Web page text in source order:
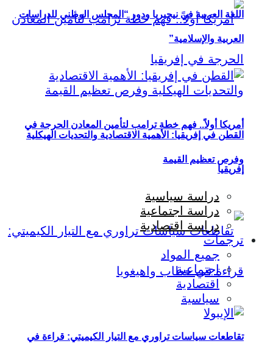
أمريكا أولاً.. فهم خطة ترامب لتأمين المعادن الحرجة في
إفريقيا
تقاطعات سياسات تراوري مع التيار الكيميتي: قراءة في
اللغة العربية في نيجيريا ودور “المجلس الوطني للدراسات
العربية والإسلامية”
القطن في إفريقيا: الأهمية الاقتصادية والتحديات الهيكلية
وفرص تعظيم القيمة
دراسة سياسية
دراسة اجتماعية
دراسة اقتصادية
ترجمات
جميع المواد
اجتماعية
اقتصادية
سياسية